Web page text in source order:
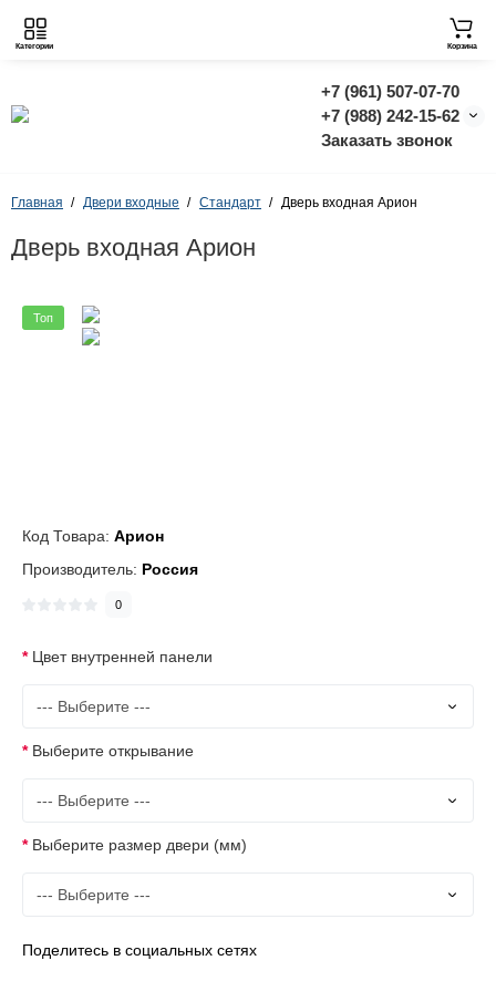
+7 (961) 507-07-70
+7 (988) 242-15-62
Заказать звонок
Категории Корзина
Главная Двери входные Стандарт Дверь входная Арион
Дверь входная Арион
Топ
Код Товара: Арион
Производитель: Россия
0
Цвет внутренней панели
Выберите открывание
Выберите размер двери (мм)
Поделитесь в социальных сетях